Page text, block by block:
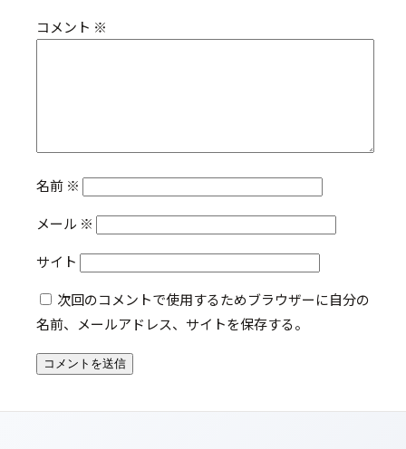
コメント ※
名前 ※
メール ※
サイト
次回のコメントで使用するためブラウザーに自分の
名前、メールアドレス、サイトを保存する。